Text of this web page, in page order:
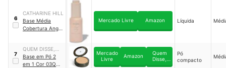
6
CATHARINE HILL
Base Média
Cobertura Angel
Mercado Livre Amazon Líquida
7
QUEM DISSE,
BERENICE?
Base em Pó 2
em 1 Cor 03Q
Mercado
Livre
Amazon
Quem
Disse,
Pó
compacto